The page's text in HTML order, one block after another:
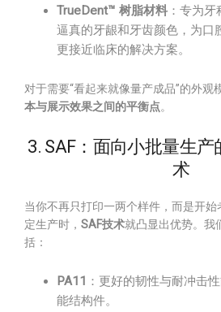
TrueDent™ 树脂材料 ：专为
逼真的牙龈和牙齿颜色，为口
更接近临床的解决方案。
对于需要“看起来就像量产成品”的外观
本与展示效果之间的平衡点。
3. SAF：面向小批量生
术
当你不再只打印一两个样件，而是开
定生产时， SAF技术就凸显出优势。我
括：
PA11 ：更好的韧性与耐冲击
能结构件。